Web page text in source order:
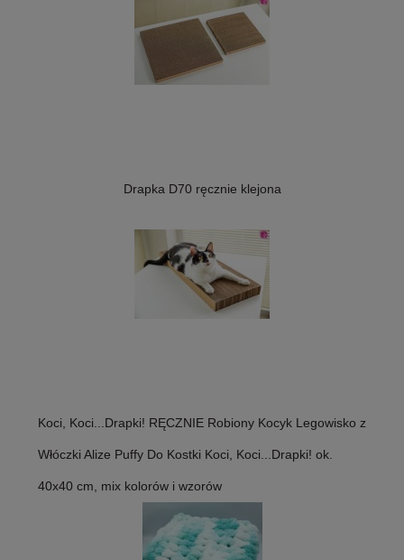
Drapka D70 ręcznie klejona
Koci, Koci...Drapki! RĘCZNIE Robiony Kocyk Legowisko z
Włóczki Alize Puffy Do Kostki Koci, Koci...Drapki! ok.
40x40 cm, mix kolorów i wzorów